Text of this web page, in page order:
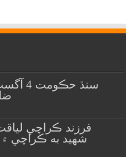
سنڌ
شهيد به ڪراچي ۾